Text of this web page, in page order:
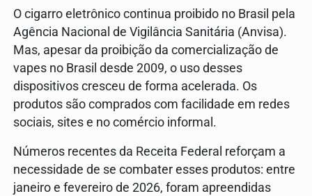
O cigarro eletrônico continua proibido no Brasil pela
Agência Nacional de Vigilância Sanitária (Anvisa).
Mas, apesar da proibição da comercialização de
vapes no Brasil desde 2009, o uso desses
dispositivos cresceu de forma acelerada. Os
produtos são comprados com facilidade em redes
sociais, sites e no comércio informal.
Números recentes da Receita Federal reforçam a
necessidade de se combater esses produtos: entre
janeiro e fevereiro de 2026, foram apreendidas